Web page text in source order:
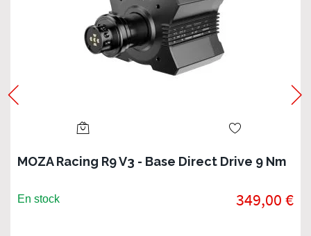
MOZA Racing R9 V3 - Base Direct Drive 9 Nm
En stock 349,00 €